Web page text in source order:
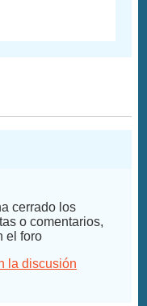
cerrado los
o comentarios,
el foro
la discusión